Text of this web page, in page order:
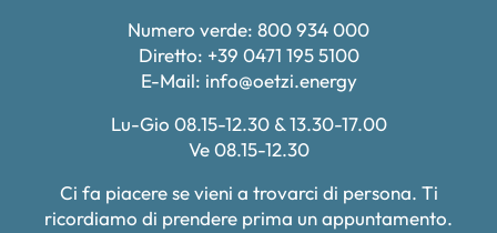
Numero verde: 800 934 000
Diretto: +39 0471 195 5100
E-Mail: info@oetzi.energy
Lu-Gio 08.15-12.30 & 13.30-17.00
Ve 08.15-12.30
Ci fa piacere se vieni a trovarci di persona. Ti
ricordiamo di prendere prima un appuntamento.